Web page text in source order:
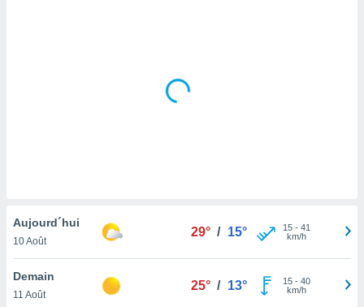
vous
ou
Aujourd´hui
10 Août
29° / 15° 15- 41
km/h
Demain
11 Août
25° / 13° 15- 40
km/h